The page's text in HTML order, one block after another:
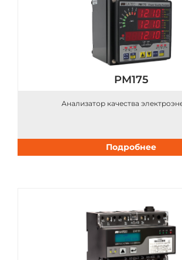
PM175
Анализатор качества
Подробнее